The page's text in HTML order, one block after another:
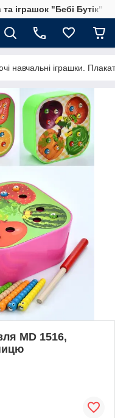
іграшок "Бебі Бутік"
навчальні іграшки.
MD 1516,